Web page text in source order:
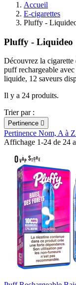
Accueil
E-cigarettes
Pluffy -
Pluffy - Liquideo
Découvrez la cigarette
puff rechargeable
liquide, 12 saveurs
Il y a 24 produits.
Trier par :
Pertinence 
Pertinence Nom, A à Z
Affichage 1-24 de 24